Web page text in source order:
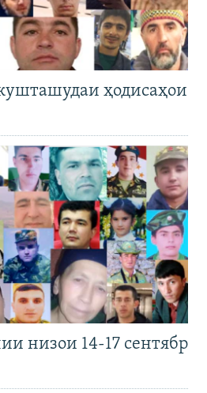
ҳодисаҳои
низои 14-17 сентябр